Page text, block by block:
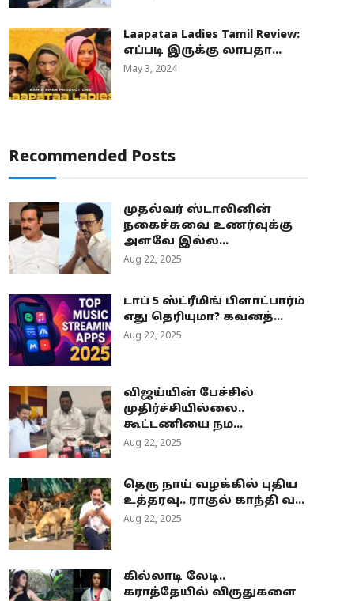
Laapataa Ladies Tamil Review:
எப்படி இருக்கு லாபதா...
May 3, 2024
Recommended Posts
முதல்வர் ஸ்டாலினின்
நகைச்சுவை உணர்வுக்கு
அளவே இல்ல...
Aug 22, 2025
டாப் 5 ஸ்ட்ரீமிங் பிளாட்பார்ம்
எது தெரியுமா? கவனத்...
Aug 22, 2025
விஜய்யின் பேச்சில்
முதிர்ச்சியில்லை..
கூட்டணியை நம...
Aug 22, 2025
தெரு நாய் வழக்கில் புதிய
உத்தரவு.. ராகுல் காந்தி வ...
Aug 22, 2025
கில்லாடி லேடி..
கராத்தேயில் விருதுகளை